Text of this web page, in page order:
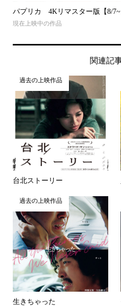
パプリカ 4Kリマスター版【8/7~
現在上映中の作品
関連記
過去の上映作品
台北ストーリー
過去の上映作品
生きちゃった